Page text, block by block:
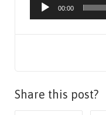
00:00
Share this post?